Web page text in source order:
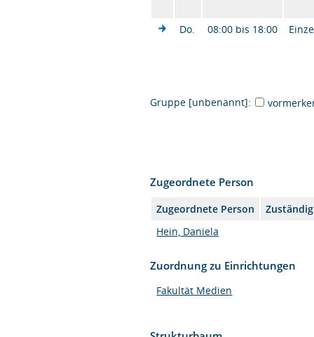
Do. 08:00 bis 18:00
Gruppe [unbenannt]:
Zugeordnete Person
Zugeordnete Person
Hein, Daniela
Zuordnung zu Einrichtungen
Fakultät Medien